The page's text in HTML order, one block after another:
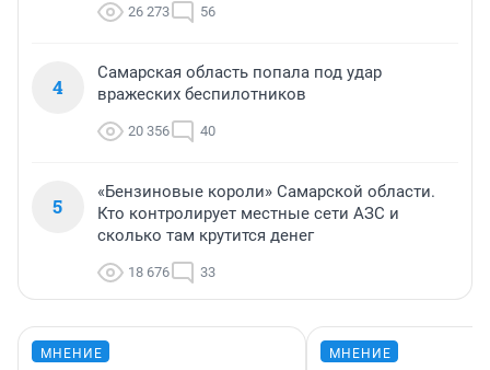
26 273 56
4
Самарская область попала под удар
вражеских беспилотников
20 356 40
5
«Бензиновые короли» Самарской области.
Кто контролирует местные сети АЗС и
сколько там крутится денег
18 676 33
МНЕНИЕ МНЕНИЕ